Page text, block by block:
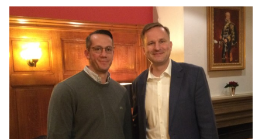
CDU Brandenburg
CDU Potsdam